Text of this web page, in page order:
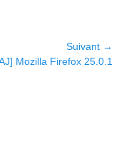
Suivant →
Mozilla Firefox 25.0.1